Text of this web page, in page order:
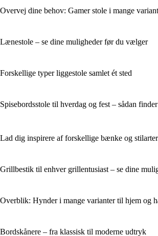
Overvej dine behov: Gamer stole i mange
Lænestole – se dine muligheder før du vælger
Forskellige typer liggestole samlet ét sted
Spisebordsstole til hverdag og fest – sådan
Lad dig inspirere af forskellige bænke og stilarter
Grillbestik til enhver grillentusiast – se dine
Overblik: Hynder i mange varianter til hjem og
Bordskånere – fra klassisk til moderne udtryk